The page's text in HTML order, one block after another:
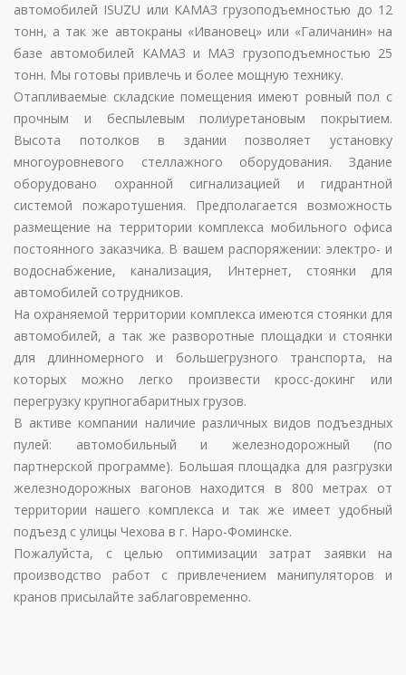
автомобилей ISUZU или КАМАЗ грузоподъемностью до 12
тонн, а так же автокраны «Ивановец» или «Галичанин» на
базе автомобилей КАМАЗ и МАЗ грузоподъемностью 25
тонн. Мы готовы привлечь и более мощную технику.
Отапливаемые складские помещения имеют ровный пол с
прочным и беспылевым полиуретановым покрытием.
Высота потолков в здании позволяет установку
многоуровневого стеллажного оборудования. Здание
оборудовано охранной сигнализацией и гидрантной
системой пожаротушения. Предполагается возможность
размещение на территории комплекса мобильного офиса
постоянного заказчика. В вашем распоряжении: электро- и
водоснабжение, канализация, Интернет, стоянки для
автомобилей сотрудников.
На охраняемой территории комплекса имеются стоянки для
автомобилей, а так же разворотные площадки и стоянки
для длинномерного и большегрузного транспорта, на
которых можно легко произвести кросс-докинг или
перегрузку крупногабаритных грузов.
В активе компании наличие различных видов подъездных
пулей: автомобильный и железнодорожный (по
партнерской программе). Большая площадка для разгрузки
железнодорожных вагонов находится в 800 метрах от
территории нашего комплекса и так же имеет удобный
подъезд с улицы Чехова в г. Наро-Фоминске.
Пожалуйста, с целью оптимизации затрат заявки на
производство работ с привлечением манипуляторов и
кранов присылайте заблаговременно.